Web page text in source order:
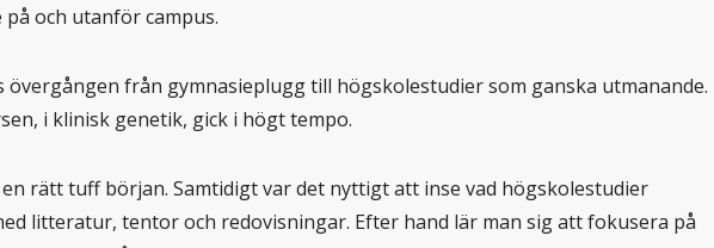
på och utanför campus.
övergången från gymnasieplugg till högskolestudier som ganska utmanande.
i klinisk genetik, gick i högt tempo.
en rätt tuff början. Samtidigt var det nyttigt att inse vad högskolestudier
litteratur, tentor och redovisningar. Efter hand lär man sig att fokusera på